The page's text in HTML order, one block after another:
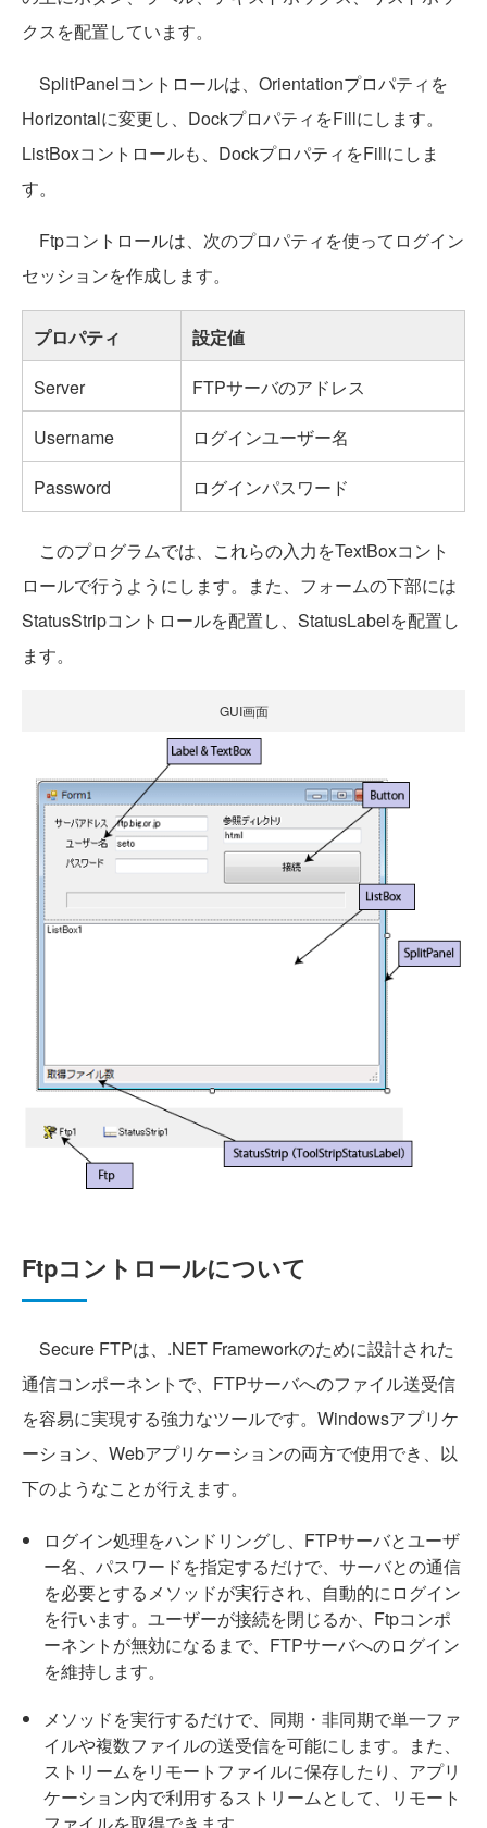
クスを配置しています。
SplitPanelコントロールは、Orientationプロパティを
Horizontalに変更し、DockプロパティをFillにします。
ListBoxコントロールも、DockプロパティをFillにしま
す。
Ftpコントロールは、次のプロパティを使ってログイン
セッションを作成します。
プロパティ
設定値
Server
FTPサーバのアドレス
Username
ログインユーザー名
Password
ログインパスワード
このプログラムでは、これらの入力をTextBoxコント
ロールで行うようにします。また、フォームの下部には
StatusStripコントロールを配置し、StatusLabelを配置し
ます。
GUI画面
Ftpコントロールについて
Secure FTPは、.NET Frameworkのために設計された
通信コンポーネントで、FTPサーバへのファイル送受信
を容易に実現する強力なツールです。Windowsアプリケ
ーション、Webアプリケーションの両方で使用でき、以
下のようなことが行えます。
ログイン処理をハンドリングし、FTPサーバとユーザ
ー名、パスワードを指定するだけで、サーバとの通信
を必要とするメソッドが実行され、自動的にログイン
を行います。ユーザーが接続を閉じるか、Ftpコンポ
ーネントが無効になるまで、FTPサーバへのログイン
を維持します。
メソッドを実行するだけで、同期・非同期で単一ファ
イルや複数ファイルの送受信を可能にします。また、
ストリームをリモートファイルに保存したり、アプリ
ケーション内で利用するストリームとして、リモート
ファイルを取得できます。